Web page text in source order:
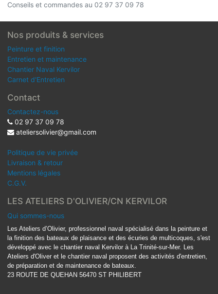
Conseils et commandes au 02 97 37 09 78
Nos produits & services
Peinture et finition
Entretien et maintenance
Chantier Naval Kervilor
Carnet d'Entretien
Contact
Contactez-nous
02 97 37 09 78
ateliersolivier@gmail.com
Politique de vie privée
Livraison & retour
Mentions légales
C.G.V.
LES ATELIERS D'OLIVIER/CN KERVILOR
Qui sommes-nous
Les Ateliers d’Olivier, professionnel naval spécialisé dans la peinture et
la finition des bateaux de plaisance et des écuries de multicoques, s'est
développé avec le chantier naval Kervilor à La Trinité-sur-Mer. Les
Ateliers d'Oliver et le chantier naval proposent des activités d'entretien,
de préparation et de maintenance de bateaux.
23 ROUTE DE QUEHAN 56470 ST PHILIBERT